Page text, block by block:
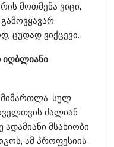
მოთმენა ვიცი,
ცუდად ვიქცევი.
იღბლიანი
სულ
ძალიან
მსახიობი
ამ პროფესიის